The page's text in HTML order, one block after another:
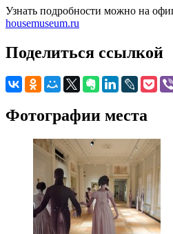
Узнать подробности можно на
housemuseum.ru
Поделиться ссылкой
Фотографии места